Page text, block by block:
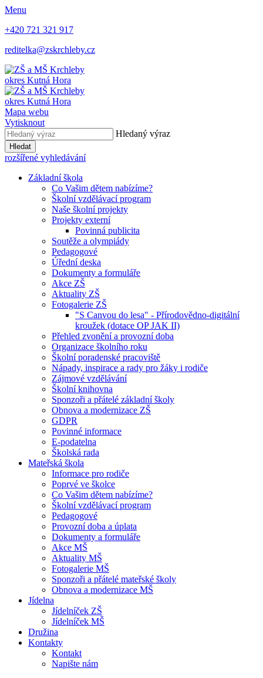
Menu
+420 721 321 917
reditelka@zskrchleby.cz
okres Kutná Hora
okres Kutná Hora
Mapa webu
Vytisknout
Hledaný výraz
Hledat
rozšířené vyhledávání
Základní škola
Co Vašim dětem nabízíme?
Školní vzdělávací program
Naše školní projekty
Projekty externí
Povinná publicita
Soutěže a olympiády
Pedagogové
Úřední deska
Dokumenty a formuláře
Akce ZŠ
Aktuality ZŠ
Fotogalerie ZŠ
"S Canvou do lesa" - Přírodovědno-digitální
kroužek (dotace OP JAK II)
Přehled zvonění a provozní doba
Organizace školního roku
Školní poradenské pracoviště
Nápady, inspirace a rady pro žáky i rodiče
Zájmové vzdělávání
Školní knihovna
Sponzoři a přátelé základní školy
Obnova a modernizace ZŠ
GDPR
Povinné informace
E-podatelna
Školská rada
Mateřská škola
Informace pro rodiče
Poprvé ve školce
Co Vašim dětem nabízíme?
Školní vzdělávací program
Pedagogové
Provozní doba a úplata
Dokumenty a formuláře
Akce MŠ
Aktuality MŠ
Fotogalerie MŠ
Sponzoři a přátelé mateřské školy
Obnova a modernizace MŠ
Jídelna
Jídelníček ZŠ
Jídelníček MŠ
Družina
Kontakty
Kontakt
Napište nám